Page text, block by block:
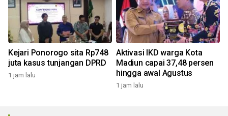
Kejari Ponorogo sita Rp748
juta kasus tunjangan DPRD
1 jam lalu
Aktivasi IKD warga Kota
Madiun capai 37,48 persen
hingga awal Agustus
1 jam lalu